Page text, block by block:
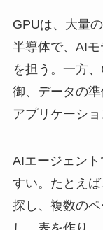
GPUは、大量
半導体で、AI
を担う。一方
御、データの準
アプリケーショ
AIエージェン
すい。たとえ
探し、複数の